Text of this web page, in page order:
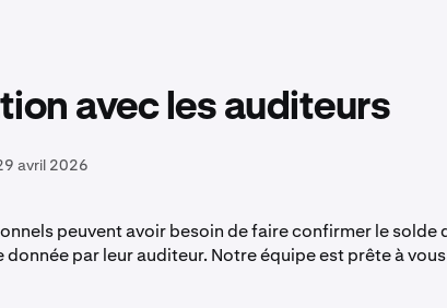
avec les auditeurs
avril 2026
peuvent avoir besoin de faire confirmer le solde
par leur auditeur. Notre équipe est prête à